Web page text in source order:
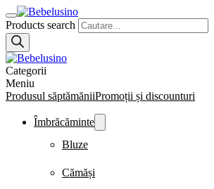
Products search
Categorii
Meniu
Produsul săptămăniiPromoții și discounturi
Îmbrăcăminte
Bluze
Cămăși